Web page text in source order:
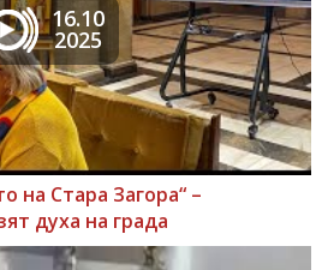
16.10
2025
на Стара Загора“ –
духа на града